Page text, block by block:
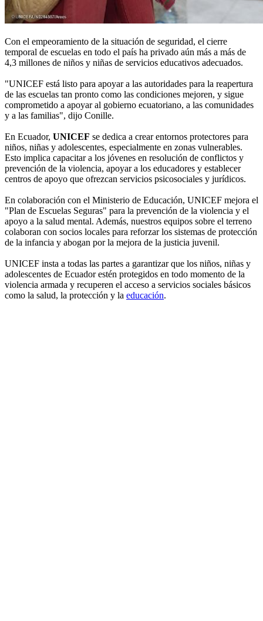
Con el empeoramiento de la situación de seguridad, el cierre
temporal de escuelas en todo el país ha privado aún más a más de
4,3 millones de niños y niñas de servicios educativos adecuados.
"UNICEF está listo para apoyar a las autoridades para la reapertura
de las escuelas tan pronto como las condiciones mejoren, y sigue
comprometido a apoyar al gobierno ecuatoriano, a las comunidades
y a las familias", dijo Conille.
En Ecuador, UNICEF se dedica a crear entornos protectores para
niños, niñas y adolescentes, especialmente en zonas vulnerables.
Esto implica capacitar a los jóvenes en resolución de conflictos y
prevención de la violencia, apoyar a los educadores y establecer
centros de apoyo que ofrezcan servicios psicosociales y jurídicos.
En colaboración con el Ministerio de Educación, UNICEF mejora el
"Plan de Escuelas Seguras" para la prevención de la violencia y el
apoyo a la salud mental. Además, nuestros equipos sobre el terreno
colaboran con socios locales para reforzar los sistemas de protección
de la infancia y abogan por la mejora de la justicia juvenil.
UNICEF insta a todas las partes a garantizar que los niños, niñas y
adolescentes de Ecuador estén protegidos en todo momento de la
violencia armada y recuperen el acceso a servicios sociales básicos
como la salud, la protección y la educación.